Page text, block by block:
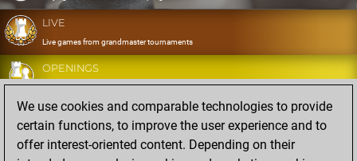
LIVE
Live games from grandmaster tournaments
OPENINGS
Develop and exercise your openings
DATABASE
Eight million strong games
We use cookies and comparable technologies to provide
certain functions, to improve the user experience and to
offer interest-oriented content. Depending on their